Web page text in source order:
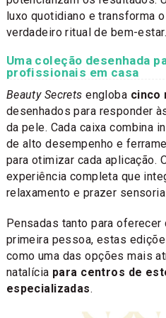
luxo quotidiano e transforma
verdadeiro ritual de bem-estar.
Uma coleção desenhada
profissionais em casa
Beauty Secrets engloba cinco
desenhados para responder
da pele. Cada caixa combina
de alto desempenho e
para otimizar cada aplicação.
experiência completa que
relaxamento e prazer
Pensadas tanto para
primeira pessoa, estas
como uma das opções mais
natalícia para centros de
especializadas.